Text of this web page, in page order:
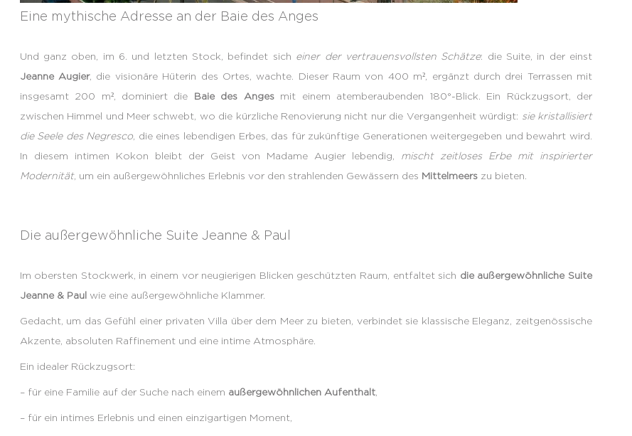
Eine mythische Adresse an der Baie des Anges
Und ganz oben, im 6. und letzten Stock, befindet sich einer der vertrauensvollsten Schätze: die Suite, in der einst
Jeanne Augier, die visionäre Hüterin des Ortes, wachte. Dieser Raum von 400 m², ergänzt durch drei Terrassen mit
insgesamt 200 m², dominiert die Baie des Angesmit einem atemberaubenden 180°-Blick. Ein Rückzugsort, der
zwischen Himmel und Meer schwebt, wo die kürzliche Renovierung nicht nur die Vergangenheit würdigt: sie kristallisiert
die Seele des Negresco , die eines lebendigen Erbes, das für zukünftige Generationen weitergegeben und bewahrt wird.
In diesem intimen Kokon bleibt der Geist von Madame Augier lebendig, mischt zeitloses Erbe mit inspirierter
Modernität, um ein außergewöhnliches Erlebnis vor den strahlenden Gewässern des Mittelmeerszu bieten.
Die außergewöhnliche Suite Jeanne & Paul
Im obersten Stockwerk, in einem vor neugierigen Blicken geschützten Raum, entfaltet sich die außergewöhnliche Suite
Jeanne & Paulwie eine außergewöhnliche Klammer.
Gedacht, um das Gefühl einer privaten Villa über dem Meer zu bieten, verbindet sie klassische Eleganz, zeitgenössische
Akzente, absoluten Raffinement und eine intime Atmosphäre.
Ein idealer Rückzugsort:
– für eine Familie auf der Suche nach einem außergewöhnlichen Aufenthalt,
– für ein intimes Erlebnis und einen einzigartigen Moment,